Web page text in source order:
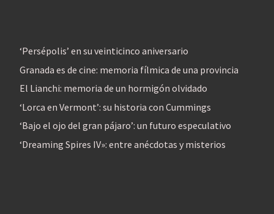
‘Persépolis’ en su veinticinco aniversario
Granada es de cine: memoria fílmica de una provincia
El Lianchi: memoria de un hormigón olvidado
‘Lorca en Vermont’: su historia con Cummings
‘Bajo el ojo del gran pájaro’: un futuro especulativo
‘Dreaming Spires IV»: entre anécdotas y misterios